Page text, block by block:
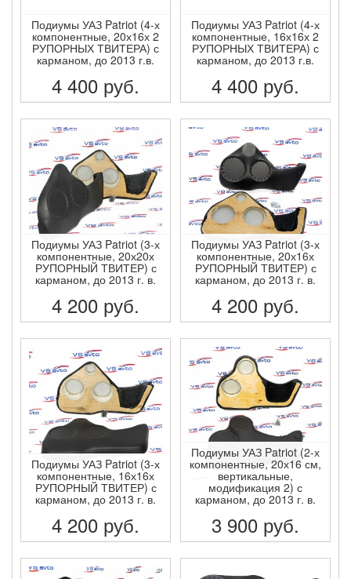
Подиумы УАЗ Patriot (4-х
компонентные, 20х16х 2
РУПОРНЫХ ТВИТЕРА) с
карманом, до 2013 г.в.
4 400 руб.
ПОДРОБНЕЕ
Подиумы УАЗ Patriot (4-х
компонентные, 16х16х 2
РУПОРНЫХ ТВИТЕРА) с
карманом, до 2013 г.в.
4 400 руб.
ПОДРОБНЕЕ
Подиумы УАЗ Patriot (3-х
компонентные, 20х20х
РУПОРНЫЙ ТВИТЕР) с
карманом, до 2013 г. в.
4 200 руб.
ПОДРОБНЕЕ
Подиумы УАЗ Patriot (3-х
компонентные, 20х16х
РУПОРНЫЙ ТВИТЕР) с
карманом, до 2013 г. в.
4 200 руб.
ПОДРОБНЕЕ
Подиумы УАЗ Patriot (3-х
компонентные, 16х16х
РУПОРНЫЙ ТВИТЕР) с
карманом, до 2013 г. в.
4 200 руб.
ПОДРОБНЕЕ
Подиумы УАЗ Patriot (2-х
компонентные, 20х16 см,
вертикальные,
модификация 2) с
карманом, до 2013 г. в.
3 900 руб.
ПОДРОБНЕЕ